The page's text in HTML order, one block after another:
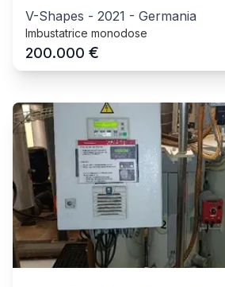
V-Shapes - 2021 - Germania
Imbustatrice monodose
200.000 €